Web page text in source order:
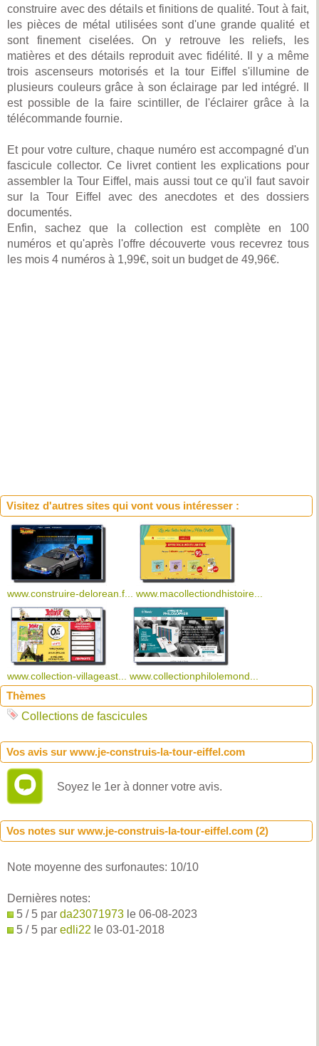
construire avec des détails et finitions de qualité. Tout à fait,
les pièces de métal utilisées sont d'une grande qualité et
sont finement ciselées. On y retrouve les reliefs, les
matières et des détails reproduit avec fidélité. Il y a même
trois ascenseurs motorisés et la tour Eiffel s'illumine de
plusieurs couleurs grâce à son éclairage par led intégré. Il
est possible de la faire scintiller, de l'éclairer grâce à la
télécommande fournie.
Et pour votre culture, chaque numéro est accompagné d'un
fascicule collector. Ce livret contient les explications pour
assembler la Tour Eiffel, mais aussi tout ce qu'il faut savoir
sur la Tour Eiffel avec des anecdotes et des dossiers
documentés.
Enfin, sachez que la collection est complète en 100
numéros et qu'après l'offre découverte vous recevrez tous
les mois 4 numéros à 1,99€, soit un budget de 49,96€.
Visitez d'autres sites qui vont vous intéresser :
www.construire-delorean.f... www.macollectiondhistoire...
www.collection-villageast... www.collectionphilolemond...
Thèmes
Collections de fascicules
Vos avis sur www.je-construis-la-tour-eiffel.com
Soyez le 1er à donner votre avis.
Vos notes sur www.je-construis-la-tour-eiffel.com (2)
Note moyenne des surfonautes: 10/10
Dernières notes:
5 / 5 par da23071973 le 06-08-2023
5 / 5 par edli22 le 03-01-2018